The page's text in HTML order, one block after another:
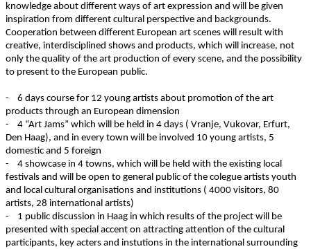
knowledge about different ways of art expression and will be given
inspiration from different cultural perspective and backgrounds.
Cooperation between different European art scenes will result with
creative, interdisciplined shows and products, which will increase, not
only the quality of the art production of every scene, and the possibility
to present to the European public.
- 6 days course for 12 young artists about promotion of the art
products through an European dimension
- 4 “Art Jams” which will be held in 4 days ( Vranje, Vukovar, Erfurt,
Den Haag), and in every town will be involved 10 young artists, 5
domestic and 5 foreign
- 4 showcase in 4 towns, which will be held with the existing local
festivals and will be open to general public of the colegue artists youth
and local cultural organisations and institutions ( 4000 visitors, 80
artists, 28 international artists)
- 1 public discussion in Haag in which results of the project will be
presented with special accent on attracting attention of the cultural
participants, key acters and instutions in the international surrounding